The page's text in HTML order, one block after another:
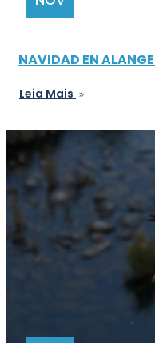
NAVIDAD EN
Leia Mais